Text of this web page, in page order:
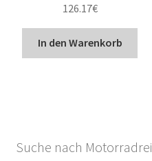
126.17€
In den Warenkorb
Suche nach